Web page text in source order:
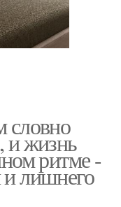
словно
и жизнь
ритме -
и лишнего